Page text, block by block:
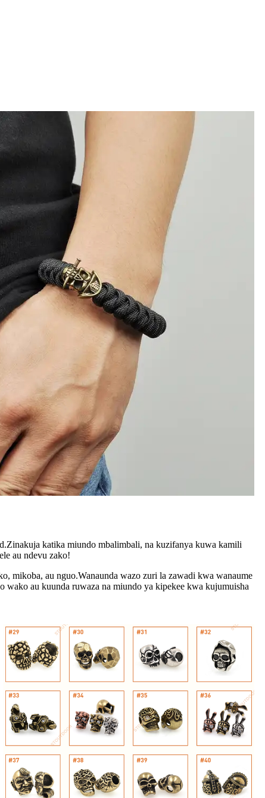
katika miundo mbalimbali, na kuzifanya kuwa kamili
au ndevu zako!
mikoba, au nguo.Wanaunda wazo zuri la zawadi kwa wanaume
wako au kuunda ruwaza na miundo ya kipekee kwa kujumuisha